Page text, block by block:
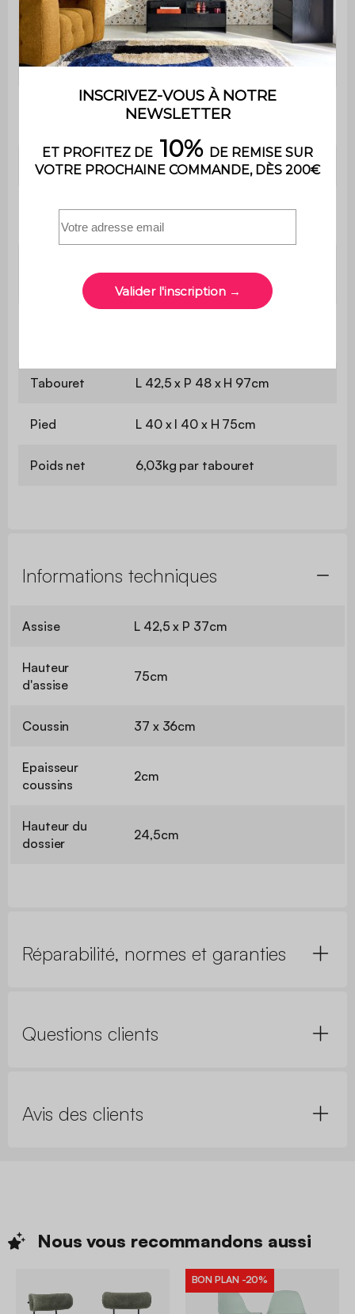
Piètement Métal noir (acier)
Nombre de
tabourets
2
2
Déhoussables Oui
Matière des
coussins
100% Polyester
Mousse
Tabouret L 42,5 x P 48 x H 97cm
Pied L 40 x l 40 x H 75cm
Poids net 6,03kg par tabouret
Informations techniques
Assise L 42,5 x P 37cm
Hauteur
d'assise
75cm
Coussin 37 x 36cm
Epaisseur
coussins
2cm
Hauteur du
dossier
24,5cm
Réparabilité, normes et garanties
Questions clients
Avis des clients
Nous vous recommandons aussi
BON PLAN -20%